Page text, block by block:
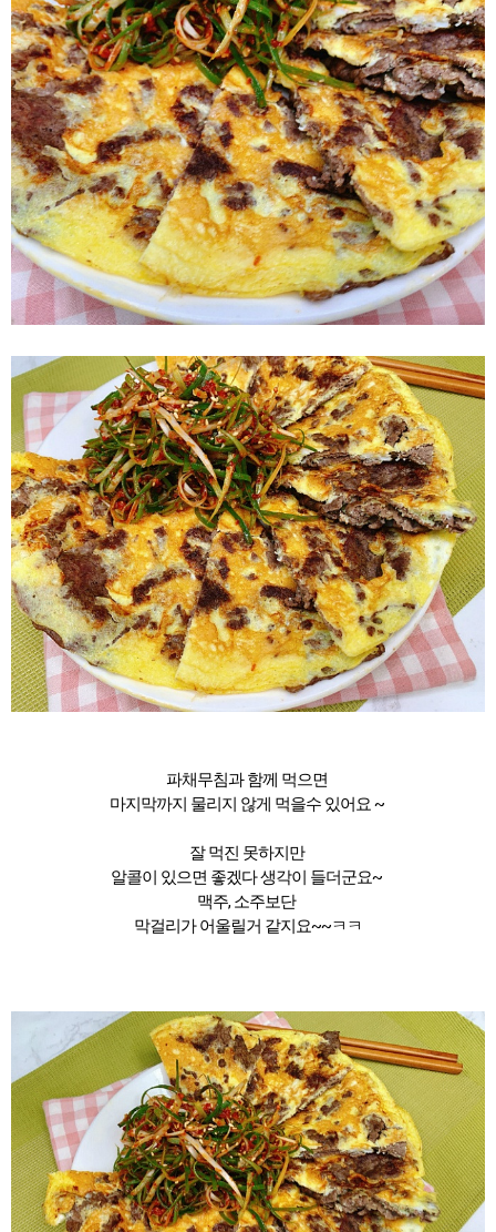
파채무침과 함께 먹으면
마지막까지 물리지 않게 먹을수 있어요 ~
잘 먹진 못하지만
알콜이 있으면 좋겠다 생각이 들더군요~
맥주, 소주보단
막걸리가 어울릴거 같지요~~ㅋㅋ